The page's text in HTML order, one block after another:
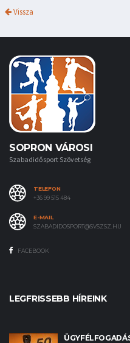
Vissza
SOPRON VÁROSI
Szabadidősport Szövetség
TELEFON
+36 99 515 484
E-MAIL
SZABADIDOSPORT@SVSZSZ.HU
FACEBOOK
LEGFRISSEBB HÍREINK